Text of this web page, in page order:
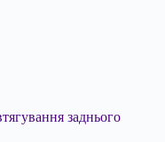
заднього